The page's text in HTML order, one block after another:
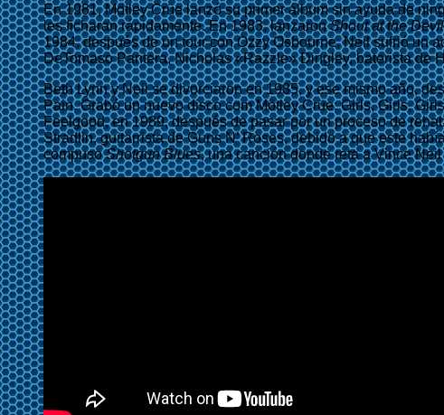
En 1981, Mötley Crüe lanzó su primer álbum sin ayuda de
les ficharan rápidamente. En 1983, lanzaronShout at the Devil
1984, después de un tour con Ozzy Osbourne, Neil sufrió un
DeTomaso Pantera, Nicholas «Razzle» Dingley, baterista de
Beth Lynn y Neil se divorciaron en 1985, y ese mismo año,
Pain. Grabó un nuevo disco com Mötley Crüe: Girls, Girls,
Feelgood, en 1989, después de pasar por un proceso de
Stradlin, guitarrista de Guns N’ Roses, debido a que este
compusoShotgun Blues, una canción donde reta a Vince